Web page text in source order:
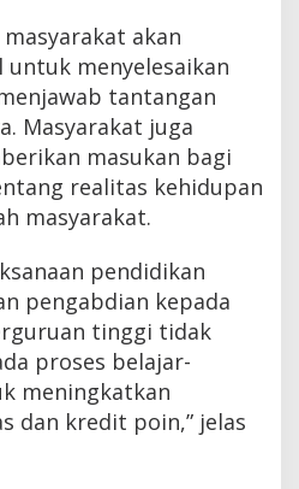
akan
menyelesaikan
tantangan
Masyarakat juga
masukan bagi
realitas kehidupan
masyarakat.
pendidikan
pengabdian kepada
tinggi tidak
proses belajar-
meningkatkan
dan kredit poin,” jelas